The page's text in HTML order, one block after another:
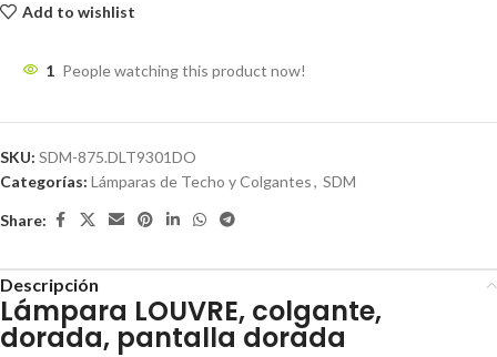
Add to wishlist
1 People watching this product now!
SKU: SDM-875.DLT9301DO
Categorías: Lámparas de Techo y Colgantes, SDM
Share:
Descripción
Lámpara LOUVRE, colgante,
dorada, pantalla dorada